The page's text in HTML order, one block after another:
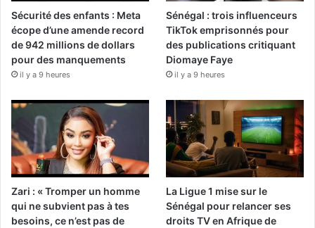
Sécurité des enfants : Meta
écope d’une amende record
de 942 millions de dollars
pour des manquements
il y a 9 heures
Sénégal : trois influenceurs
TikTok emprisonnés pour
des publications critiquant
Diomaye Faye
il y a 9 heures
Zari : « Tromper un homme
qui ne subvient pas à tes
besoins, ce n’est pas de
La Ligue 1 mise sur le
Sénégal pour relancer ses
droits TV en Afrique de